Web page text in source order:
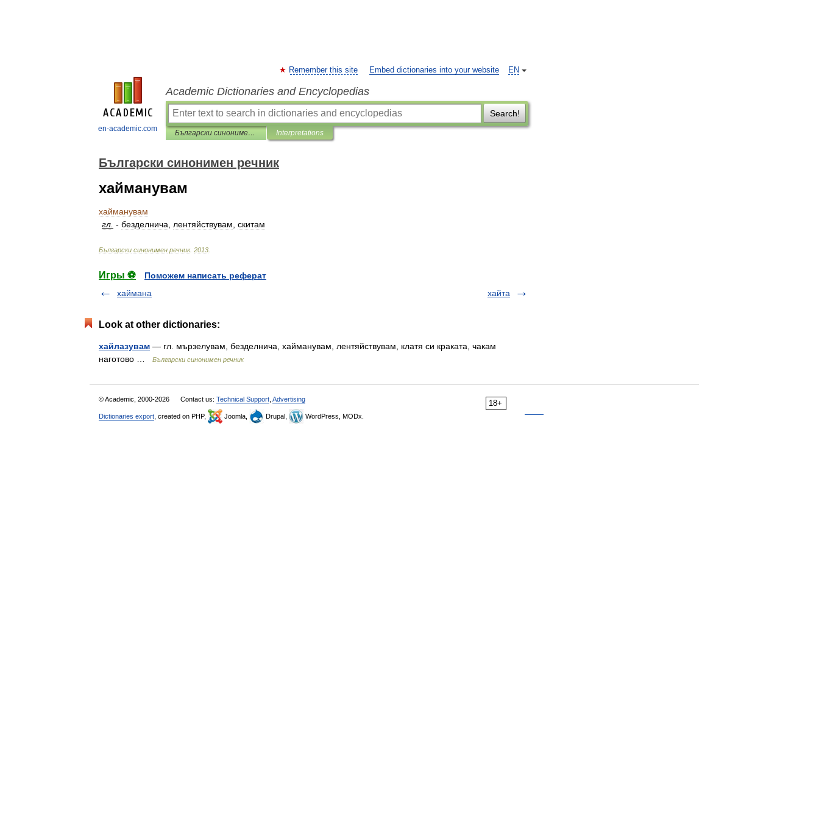
en-academic.com
EN
Remember this site Embed dictionaries into your website
Academic Dictionaries and Encyclopedias
Search!
Български синонимен речник Interpretations
Български синонимен речник
хайманувам
хайманувам
гл - безделнича лентяйствувам скитам
Български синонимен речник. 2013
Игры ⚽
Поможем написать реферат
хаймана
хайта
Look at other dictionaries:
хайлазувам — гл. мързелувам, безделнича, хайманувам, лентяйствувам, клатя си краката, чакам
наготово …
Български синонимен речник
18+
© Academic, 2000-2026 Contact us: Technical Support Advertising
Dictionaries export , created on PHP, Joomla, Drupal, WordPress, MODx.